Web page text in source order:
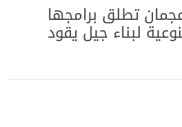
تطلق برامجها
لبناء جيل يقود
ضمن برنامج